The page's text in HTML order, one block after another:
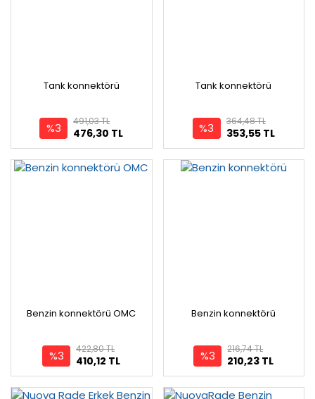
Tank konnektörü
%3 476,30 TL
491,03 TL
Tank konnektörü
%3 353,55 TL
364,48 TL
Benzin konnektörü OMC
%3 410,12 TL
422,80 TL
Benzin konnektörü
%3 210,23 TL
216,74 TL